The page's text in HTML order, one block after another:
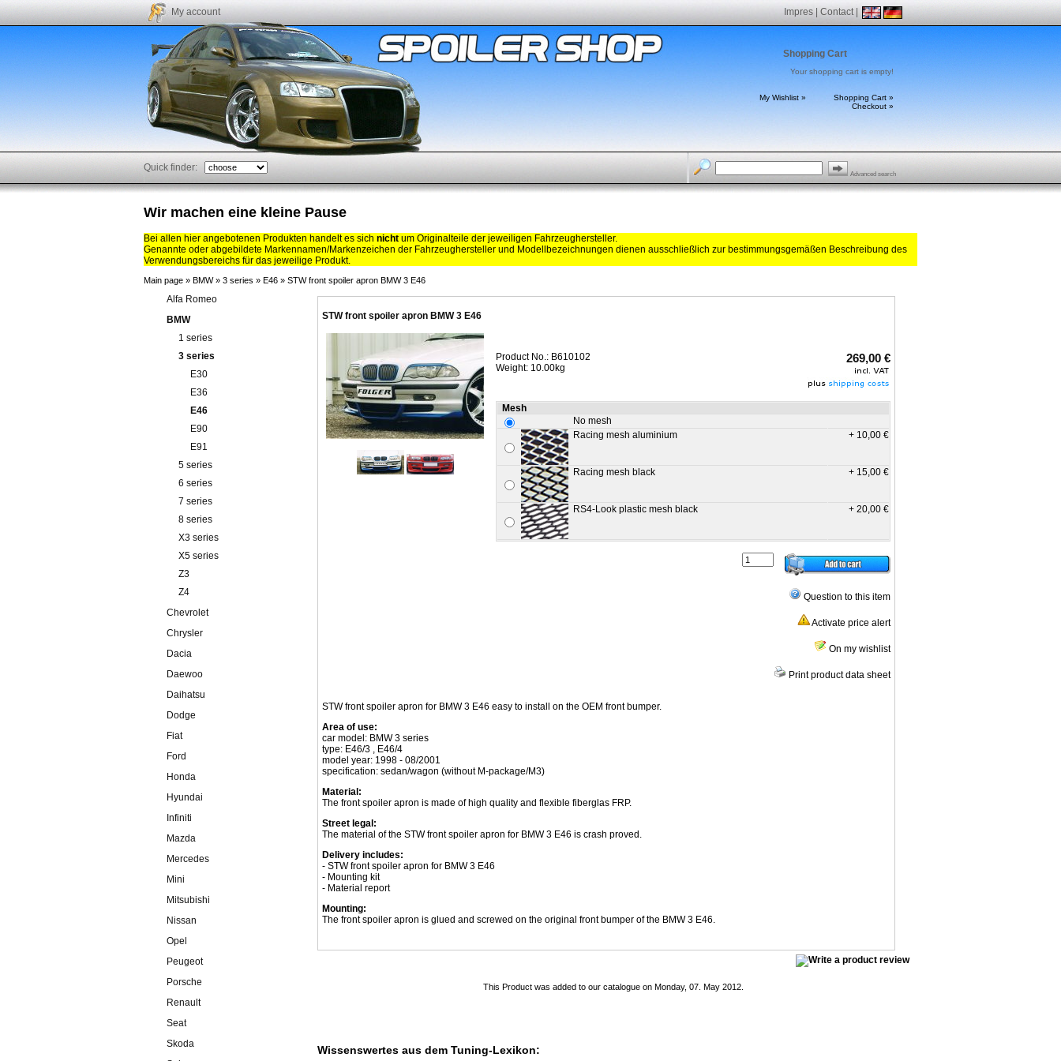
My account Impres Contact|
Shopping Cart
Your shopping cart is empty!
My Wishlist »
Shopping Cart »
Checkout »
Advanced search
Quick finder:
Wir machen eine kleine Pause
Bei allen hier angebotenen Produkten handelt es sich nicht um Originalteile der jeweiligen Fahrzeughersteller.
Genannte oder abgebildete Markennamen/Markenzeichen der Fahrzeughersteller und Modellbezeichnungen dienen ausschließlich zur bestimmungsgemäßen Beschreibung des
Verwendungsbereichs für das jeweilige Produkt.
Main page » BMW» 3 series » E46 » STW front spoiler apron BMW 3 E46
STW front spoiler apron BMW 3 E46
269,00 €
Product No.: B610102
Weight: 10.00kg
Mesh
No mesh
Racing mesh aluminium
+ 10,00 €
Racing mesh black + 15,00 €
RS4-Look plastic mesh black + 20,00 €
Question to this item
Activate price alert
On my wishlist
Print product data sheet
STW front spoiler apron for BMW 3 E46 easy to install on the OEM front bumper.
Area of use:
car model: BMW 3 series
type: E46/3 , E46/4
model year: 1998 - 08/2001
specification: sedan/wagon (without M-package/M3)
Material:
The front spoiler apron is made of high quality and flexible fiberglas FRP.
Street legal:
The material of the STW front spoiler apron for BMW 3 E46 is crash proved.
Delivery includes:
- STW front spoiler apron for BMW 3 E46
- Mounting kit
- Material report
Mounting:
The front spoiler apron is glued and screwed on the original front bumper of the BMW 3 E46.
This Product was added to our catalogue on Monday, 07. May 2012.
Wissenswertes aus dem Tuning-Lexikon:
Alfa Romeo
BMW
1 series
3 series
E30
E36
E46
E90
E91
5 series
6 series
7 series
8 series
X3 series
X5 series
Z3
Z4
Chevrolet
Chrysler
Dacia
Daewoo
Daihatsu
Dodge
Fiat
Ford
Honda
Hyundai
Infiniti
Mazda
Mercedes
Mini
Mitsubishi
Nissan
Opel
Peugeot
Porsche
Renault
Seat
Skoda